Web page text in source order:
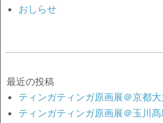
おしらせ
最近の投稿
ティンガティンガ原画展＠京都
ティンガティンガ原画展＠玉川髙